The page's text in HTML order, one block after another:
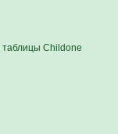
таблицы Childone